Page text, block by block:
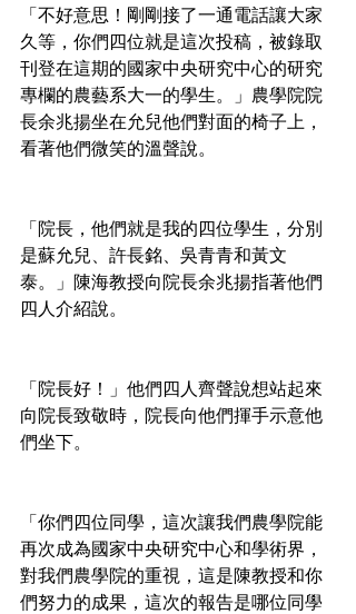
「不好意思！剛剛接了一通電話讓大家
久等，你們四位就是這次投稿，被錄取
刊登在這期的國家中央研究中心的研究
專欄的農藝系大一的學生。」農學院院
長余兆揚坐在允兒他們對面的椅子上，
看著他們微笑的溫聲說。
「院長，他們就是我的四位學生，分別
是蘇允兒、許長銘、吳青青和黃文
泰。」陳海教授向院長余兆揚指著他們
四人介紹說。
「院長好！」他們四人齊聲說想站起來
向院長致敬時，院長向他們揮手示意他
們坐下。
「你們四位同學，這次讓我們農學院能
再次成為國家中央研究中心和學術界，
對我們農學院的重視，這是陳教授和你
們努力的成果，這次的報告是哪位同學